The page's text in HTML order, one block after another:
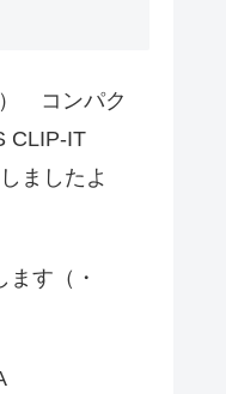
） コンパク
CLIP-IT
ましたよ
ます（・